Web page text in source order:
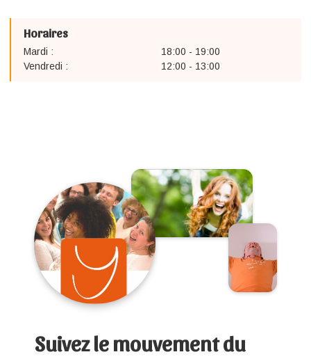
Horaires
Mardi :
18:00 - 19:00
Vendredi :
12:00 - 13:00
Suivez le mouvement du